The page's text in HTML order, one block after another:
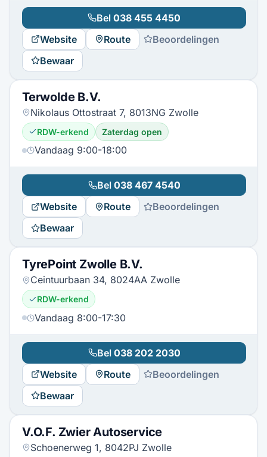
Bel 038 455 4450
Website
Route
Beoordelingen
Bewaar
Terwolde B.V.
Nikolaus Ottostraat 7, 8013NG Zwolle
RDW-erkend Zaterdag open
Vandaag 9:00-18:00
Bel 038 467 4540
Website
Route
Beoordelingen
Bewaar
TyrePoint Zwolle B.V.
Ceintuurbaan 34, 8024AA Zwolle
RDW-erkend
Vandaag 8:00-17:30
Bel 038 202 2030
Website
Route
Beoordelingen
Bewaar
V.O.F. Zwier Autoservice
Schoenerweg 1, 8042PJ Zwolle